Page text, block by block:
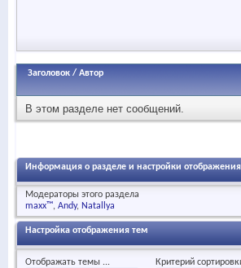
Заголовок / Автор
В этом разделе нет сообщений.
Информация о разделе и настройки отображения
Модераторы этого раздела
maxx™ Andy Natallya
Настройка отображения тем
Отображать темы ... Критерий